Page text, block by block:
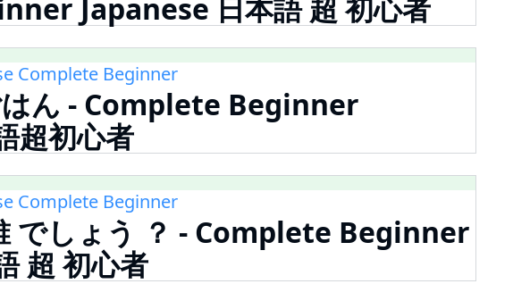
Japanese 日本語 超 初心者
Complete Beginner
ん - Complete Beginner
超初心者
Complete Beginner
でしょう ？ - Complete Beginner
超 初心者